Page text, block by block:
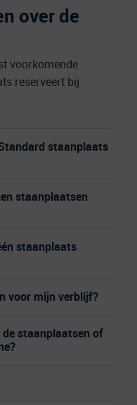
over de
voorkomende
reserveert bij
staanplaats
staanplaatsen
staanplaats
voor mijn verblijf?
staanplaatsen of